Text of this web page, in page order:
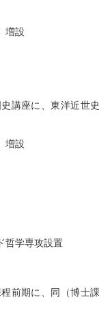
増設
講座に、東洋近世史
増設
哲学専攻設置
前期に、同（博士課